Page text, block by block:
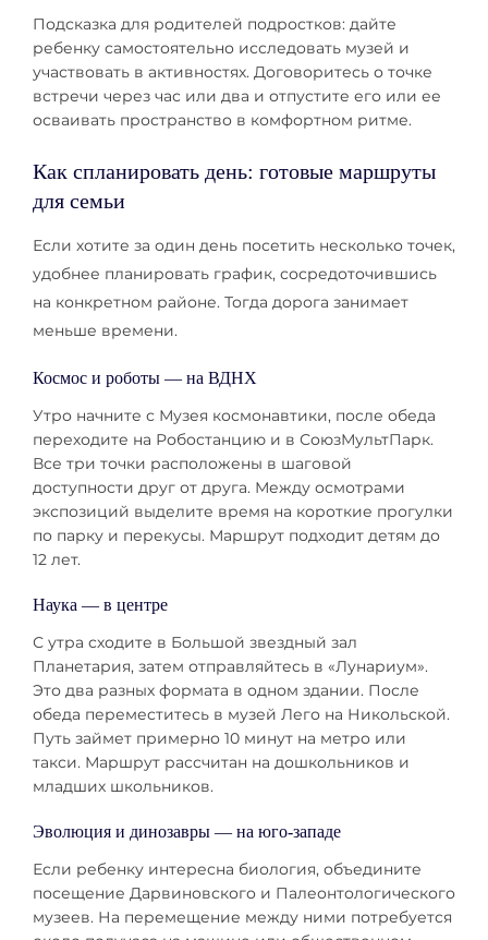
Подсказка для родителей подростков: дайте
ребенку самостоятельно исследовать музей и
участвовать в активностях. Договоритесь о точке
встречи через час или два и отпустите его или ее
осваивать пространство в комфортном ритме.
Как спланировать день: готовые маршруты
для семьи
Если хотите за один день посетить несколько точек,
удобнее планировать график, сосредоточившись
на конкретном районе. Тогда дорога занимает
меньше времени.
Космос и роботы — на ВДНХ
Утро начните с Музея космонавтики, после обеда
переходите на Робостанцию и в СоюзМультПарк.
Все три точки расположены в шаговой
доступности друг от друга. Между осмотрами
экспозиций выделите время на короткие прогулки
по парку и перекусы. Маршрут подходит детям до
12 лет.
Наука — в центре
С утра сходите в Большой звездный зал
Планетария, затем отправляйтесь в «Лунариум».
Это два разных формата в одном здании. После
обеда переместитесь в музей Лего на Никольской.
Путь займет примерно 10 минут на метро или
такси. Маршрут рассчитан на дошкольников и
младших школьников.
Эволюция и динозавры — на юго-западе
Если ребенку интересна биология, объедините
посещение Дарвиновского и Палеонтологического
музеев. На перемещение между ними потребуется